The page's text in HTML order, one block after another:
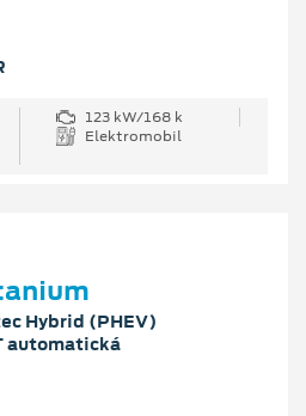
123 kW/168 k
Elektromobil
Hybrid (PHEV)
automatická